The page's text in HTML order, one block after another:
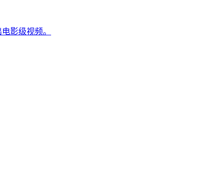
影级视频。